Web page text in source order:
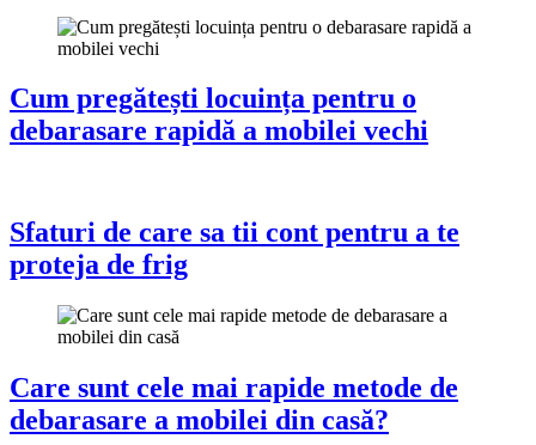
Cum pregătești locuința pentru o
debarasare rapidă a mobilei vechi
Sfaturi de care sa tii cont pentru a te
proteja de frig
Care sunt cele mai rapide metode de
debarasare a mobilei din casă?